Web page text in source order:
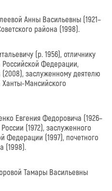
Анны Васильевны (1921–
района (1998).
(р. 1956), отличнику
Российской Федерации,
заслуженному деятелю
Ханты-Мансийского
Евгения Федоровича (1926–
(1972), заслуженного
Федерации (1997), почетного
(1998).
Тамары Васильевны